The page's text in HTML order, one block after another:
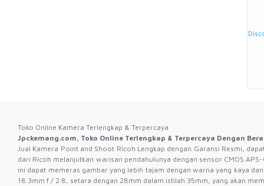
Toko Online Kamera Terlengkap & Terpercaya
Jpckemang.com, Toko Online Terlengkap & Terpercaya Dengan
Jual Kamera Point and Shoot Ricoh Lengkap dengan Garansi Resmi,
dari Ricoh melanjutkan warisan pendahulunya dengan sensor CMOS
ini dapat memeras gambar yang lebih tajam dengan warna yang kaya
18.3mm f / 2.8, setara dengan 28mm dalam istilah 35mm, yang akan